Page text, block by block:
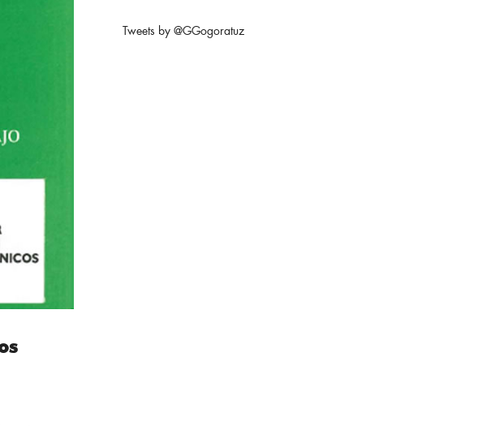
Tweets by @GGogoratuz